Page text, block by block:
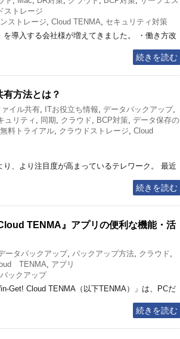
ストレージ
ストレージ, Cloud TENMA, セキュリティ対策
導入する会社様が増えてきました。 ・働き方改
続きを読む
方法とは？
ァイル共有, ITお役立ち情報, データバックアップ,
ュリティ , 同期, クラウド, BCP対策, データ保存の
無料トライアル, クラウドストレージ, Cloud
、より注目度が高まっているテレワーク。 最近
続きを読む
TENMA』アプリの便利な機能・活
ータバックアップ, バックアップ方法, クラウド,
TENMA, アプリ
バックアップ
Get! Cloud TENMA（以下TENMA）」は、PCだ
続きを読む